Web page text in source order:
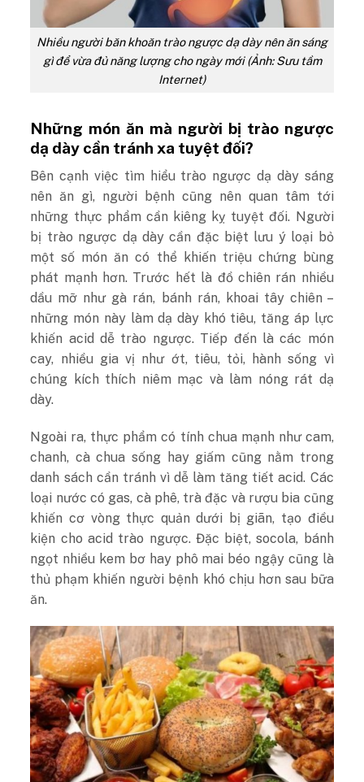
Nhiều người băn khoăn trào ngược dạ dày nên ăn sáng
gì để vừa đủ năng lượng cho ngày mới (Ảnh: Sưu tầm
Internet)
Những món ăn mà người bị trào ngược
dạ dày cần tránh xa tuyệt đối?
Bên cạnh việc tìm hiểu trào ngược dạ dày sáng
nên ăn gì, người bệnh cũng nên quan tâm tới
những thực phẩm cần kiêng kỵ tuyệt đối. Người
bị trào ngược dạ dày cần đặc biệt lưu ý loại bỏ
một số món ăn có thể khiến triệu chứng bùng
phát mạnh hơn. Trước hết là đồ chiên rán nhiều
dầu mỡ như gà rán, bánh rán, khoai tây chiên –
những món này làm dạ dày khó tiêu, tăng áp lực
khiến acid dễ trào ngược. Tiếp đến là các món
cay, nhiều gia vị như ớt, tiêu, tỏi, hành sống vì
chúng kích thích niêm mạc và làm nóng rát dạ
dày.
Ngoài ra, thực phẩm có tính chua mạnh như cam,
chanh, cà chua sống hay giấm cũng nằm trong
danh sách cần tránh vì dễ làm tăng tiết acid. Các
loại nước có gas, cà phê, trà đặc và rượu bia cũng
khiến cơ vòng thực quản dưới bị giãn, tạo điều
kiện cho acid trào ngược. Đặc biệt, socola, bánh
ngọt nhiều kem bơ hay phô mai béo ngậy cũng là
thủ phạm khiến người bệnh khó chịu hơn sau bữa
ăn.